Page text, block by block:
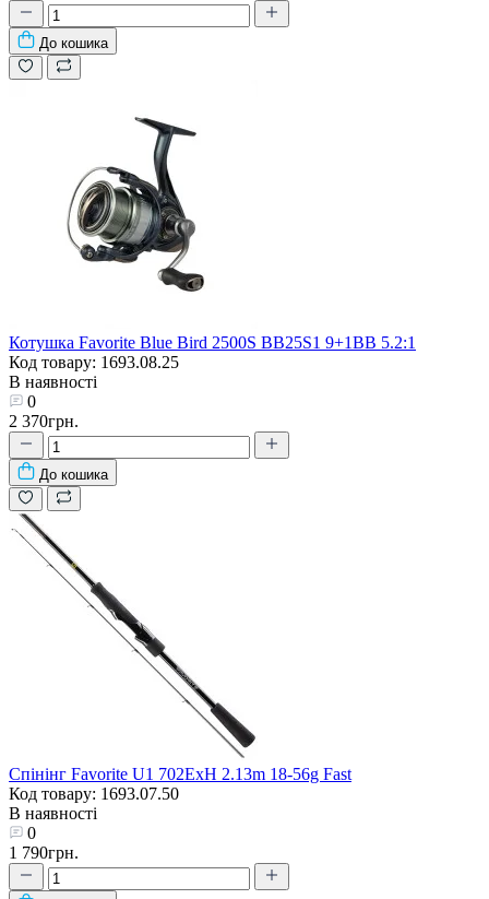
До кошика
Котушка Favorite Blue Bird 2500S BB25S1 9+1BB 5.2:1
Код товару: 1693.08.25
В наявності
0
2 370грн.
До кошика
Спінінг Favorite U1 702ExH 2.13m 18-56g Fast
Код товару: 1693.07.50
В наявності
0
1 790грн.